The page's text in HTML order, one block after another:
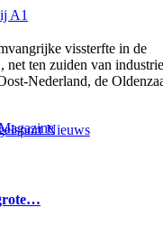
vissterfte in de
ten zuiden van
Nederland, de
Nieuws